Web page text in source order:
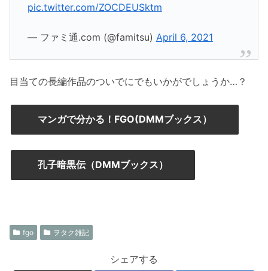
pic.twitter.com/ZOCDEUSktm
— ファミ通.com (@famitsu) April 6, 2021
目当ての長編作品のついでにでもいかがでしょうか…？
マンガで分かる！FGO(DMMブックス）
孔子暗黒伝（DMMブックス）
fgo ヲタク雑記
シェアする